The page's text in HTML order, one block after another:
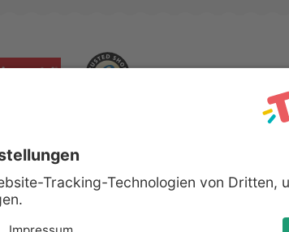
Alle genannten